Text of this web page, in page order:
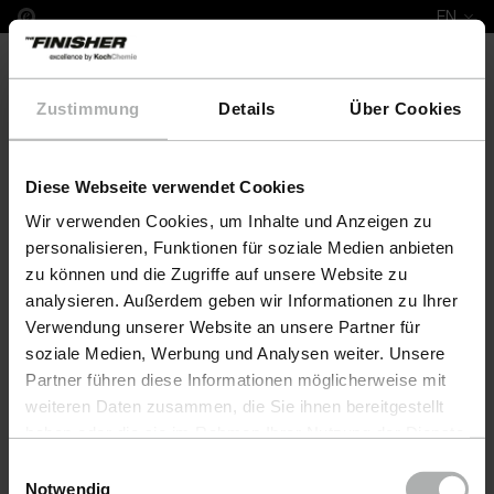
Zustimmung Details Über Cookies
Diese Webseite verwendet Cookies
Wir verwenden Cookies, um Inhalte und Anzeigen zu
personalisieren, Funktionen für soziale Medien anbieten
zu können und die Zugriffe auf unsere Website zu
analysieren. Außerdem geben wir Informationen zu Ihrer
Verwendung unserer Website an unsere Partner für
soziale Medien, Werbung und Analysen weiter. Unsere
Partner führen diese Informationen möglicherweise mit
weiteren Daten zusammen, die Sie ihnen bereitgestellt
Einstellungen zu den Cookies finden Sie unter
Notwendig
EN
Complete Leather Repair Set Mitsubishi